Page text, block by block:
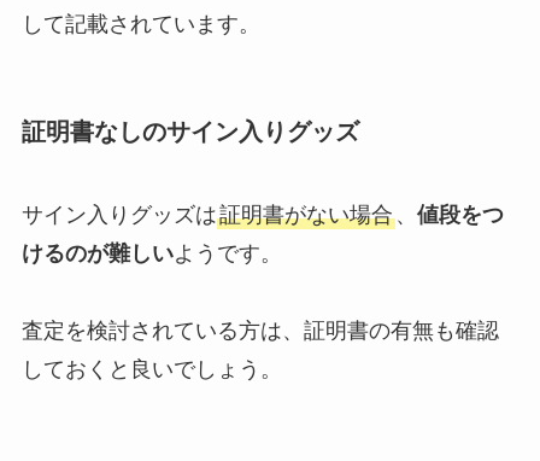
できるのかも調査！
ジャニーズの当落時間はいつわか
るの？仕組みは？当落メールの時
間差やこない場合も調査
嵐ファンクラブ会費が安くなっ
して記載されています。
証明書なしのサイン入りグッズ
サイン入りグッズは証明書がない場合、 値段をつ
けるのが難しいようです。
査定を検討されている方は、証明書の有無も確認
しておくと良いでしょう。